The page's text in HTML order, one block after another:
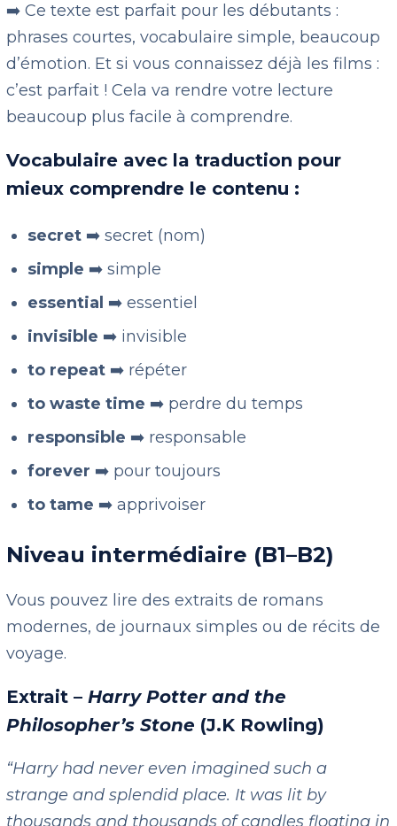
➡️ Ce texte est parfait pour les débutants :
phrases courtes, vocabulaire simple, beaucoup
d’émotion. Et si vous connaissez déjà les films :
c’est parfait ! Cela va rendre votre lecture
beaucoup plus facile à comprendre.
Vocabulaire avec la traduction pour
mieux comprendre le contenu :
secret➡️ secret (nom)
simple ➡️ simple
essential ➡️ essentiel
invisible ➡️ invisible
to repeat➡️ répéter
to waste time ➡️ perdre du temps
responsible ➡️ responsable
forever ➡️ pour toujours
to tame ➡️ apprivoiser
Niveau intermédiaire (B1–B2)
Vous pouvez lire des extraits de romans
modernes, de journaux simples ou de récits de
voyage.
Extrait –Harry Potter and the
Philosopher’s Stone (J.K Rowling)
“Harry had never even imagined such a
strange and splendid place. It was lit by
thousands and thousands of candles floating in